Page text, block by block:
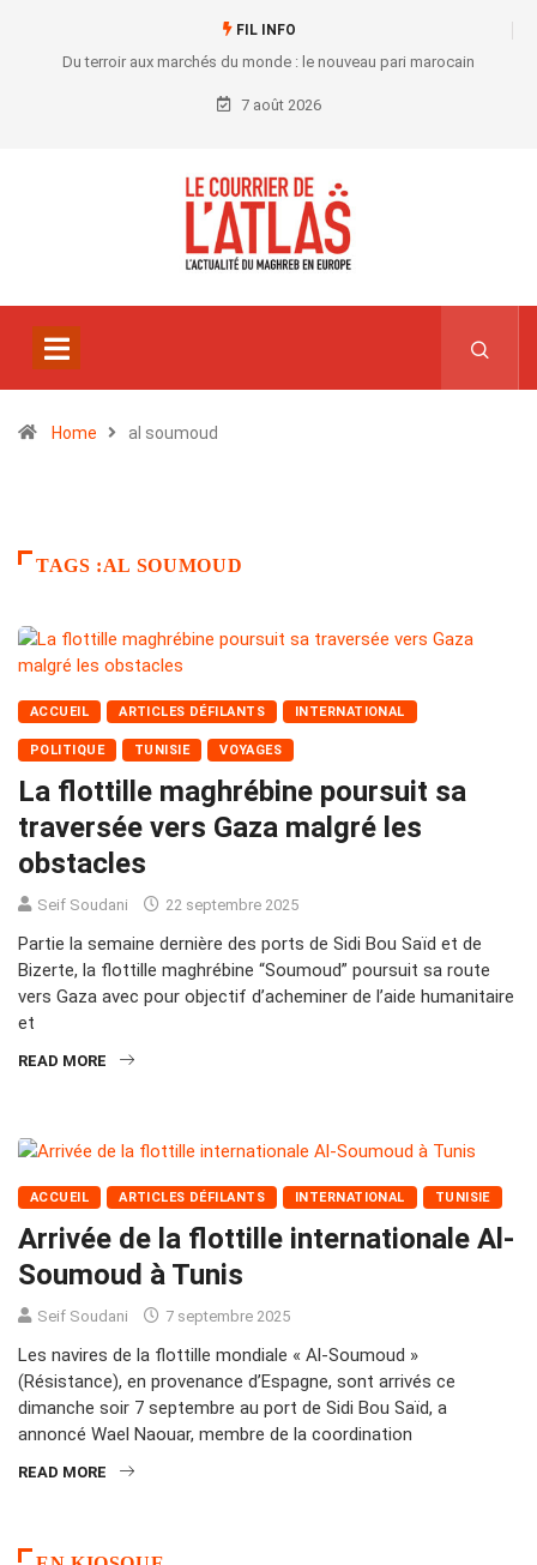
FIL INFO
Du terroir aux marchés du monde : le nouveau pari marocain
7 août 2026
Home al soumoud
TAGS :AL SOUMOUD
ACCUEIL ARTICLES DÉFILANTS INTERNATIONAL
POLITIQUE TUNISIE VOYAGES
La flottille maghrébine poursuit sa
traversée vers Gaza malgré les
obstacles
Seif Soudani 22 septembre 2025
Partie la semaine dernière des ports de Sidi Bou Saïd et de
Bizerte, la flottille maghrébine “Soumoud” poursuit sa route
vers Gaza avec pour objectif d’acheminer de l’aide humanitaire
et
READ MORE
ACCUEIL ARTICLES DÉFILANTS INTERNATIONAL TUNISIE
Arrivée de la flottille internationale Al-
Soumoud à Tunis
Seif Soudani 7 septembre 2025
Les navires de la flottille mondiale « Al-Soumoud »
(Résistance), en provenance d’Espagne, sont arrivés ce
dimanche soir 7 septembre au port de Sidi Bou Saïd, a
annoncé Wael Naouar, membre de la coordination
READ MORE